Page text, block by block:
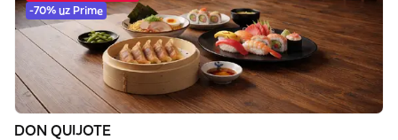
-70% uz Prime
DON QUIJOTE